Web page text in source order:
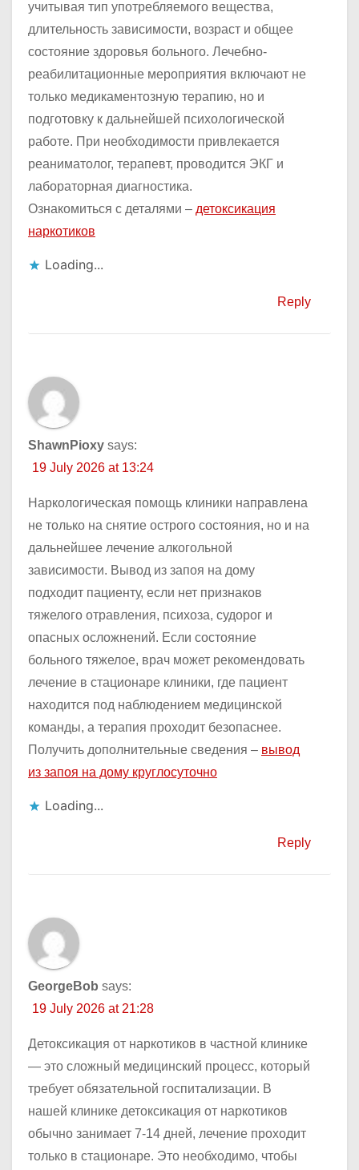
учитывая тип употребляемого вещества,
длительность зависимости, возраст и общее
состояние здоровья больного. Лечебно-
реабилитационные мероприятия включают не
только медикаментозную терапию, но и
подготовку к дальнейшей психологической
работе. При необходимости привлекается
реаниматолог, терапевт, проводится ЭКГ и
лабораторная диагностика.
Ознакомиться с деталями – детоксикация
наркотиков
Loading...
Reply
ShawnPioxy says:
19 July 2026 at 13:24
Наркологическая помощь клиники направлена
не только на снятие острого состояния, но и на
дальнейшее лечение алкогольной
зависимости. Вывод из запоя на дому
подходит пациенту, если нет признаков
тяжелого отравления, психоза, судорог и
опасных осложнений. Если состояние
больного тяжелое, врач может рекомендовать
лечение в стационаре клиники, где пациент
находится под наблюдением медицинской
команды, а терапия проходит безопаснее.
Получить дополнительные сведения – вывод
из запоя на дому круглосуточно
Loading...
Reply
GeorgeBob says:
19 July 2026 at 21:28
Детоксикация от наркотиков в частной клинике
— это сложный медицинский процесс, который
требует обязательной госпитализации. В
нашей клинике детоксикация от наркотиков
обычно занимает 7-14 дней, лечение проходит
только в стационаре. Это необходимо, чтобы